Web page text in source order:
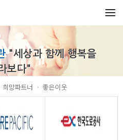
"세상과 함께 행복을
보다"
희망파트너 좋은이웃